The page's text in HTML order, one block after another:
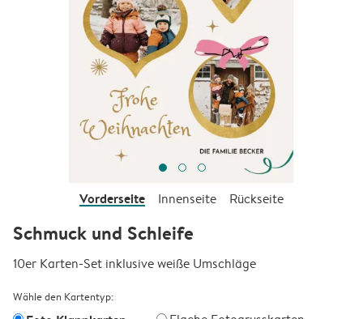
Vorderseite Innenseite Rückseite
Schmuck und Schleife
10er Karten-Set inklusive weiße Umschläge
Wähle den Kartentyp: